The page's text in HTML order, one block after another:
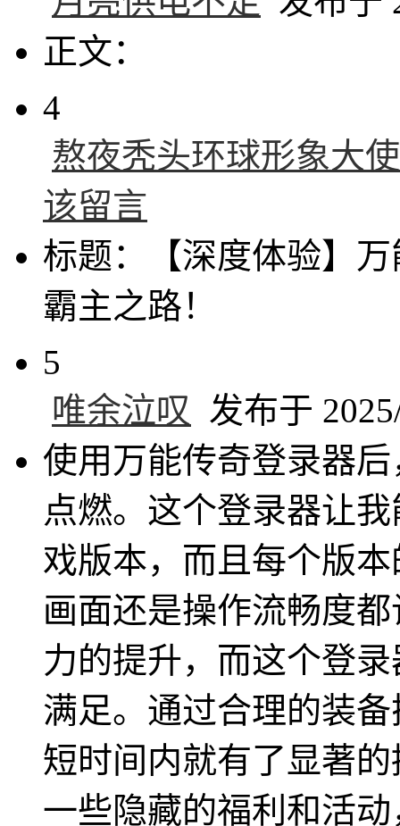
正文：
4
熬夜秃头环球形象大使
该留言
标题：【深度体验】
霸主之路！
5
唯余泣叹
发布于
使用万能传奇登录器
点燃。这个登录器让
戏版本，而且每个版
画面还是操作流畅度
力的提升，而这个登
满足。通过合理的装
短时间内就有了显著
一些隐藏的福利和活